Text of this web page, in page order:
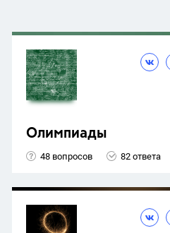
Олимпиады
48 вопросов 82 ответа